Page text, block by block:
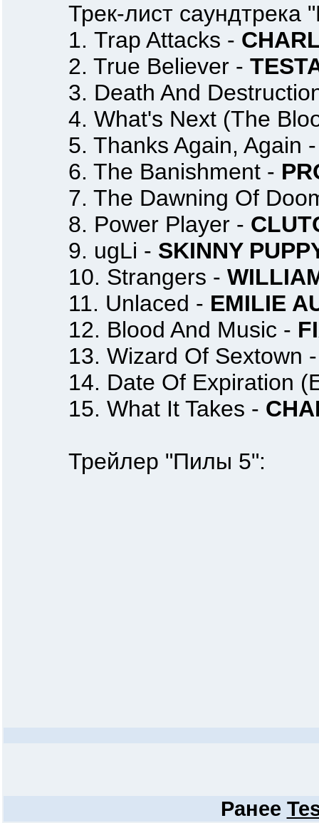
Трек-лист саундтрека
1. Trap Attacks -
2. True Believer -
3. Death And
4. What's Next (The
5. Thanks Again, Again
6. The Banishment -
7. The Dawning Of
8. Power Player -
9. ugLi - SKINNY
10. Strangers -
11. Unlaced - EMILIE
12. Blood And Music -
13. Wizard Of Sextown
14. Date Of Expiration
15. What It Takes -
Трейлер "Пилы 5":
Ранее